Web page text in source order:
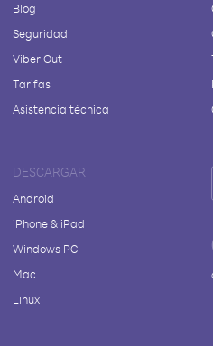
Blog
Seguridad
Viber Out
Tarifas
Asistencia técnica
DESCARGAR
Android
iPhone & iPad
Windows PC
Mac
Linux